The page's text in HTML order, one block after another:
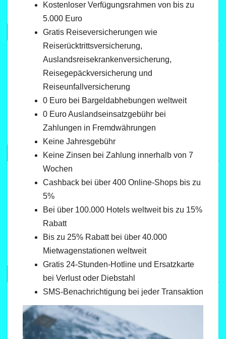
Kostenloser Verfügungsrahmen von bis zu
5.000 Euro
Gratis Reiseversicherungen wie
Reiserücktrittsversicherung,
Auslandsreisekrankenversicherung,
Reisegepäckversicherung und
Reiseunfallversicherung
0 Euro bei Bargeldabhebungen weltweit
0 Euro Auslandseinsatzgebühr bei
Zahlungen in Fremdwährungen
Keine Jahresgebühr
Keine Zinsen bei Zahlung innerhalb von 7
Wochen
Cashback bei über 400 Online-Shops bis zu
5%
Bei über 100.000 Hotels weltweit bis zu 15%
Rabatt
Bis zu 25% Rabatt bei über 40.000
Mietwagenstationen weltweit
Gratis 24-Stunden-Hotline und Ersatzkarte
bei Verlust oder Diebstahl
SMS-Benachrichtigung bei jeder Transaktion